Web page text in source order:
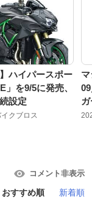
】ハイパースポー
」を9/5に発売、
設定
クブロス
コメント非表示
おすすめ順 新着順